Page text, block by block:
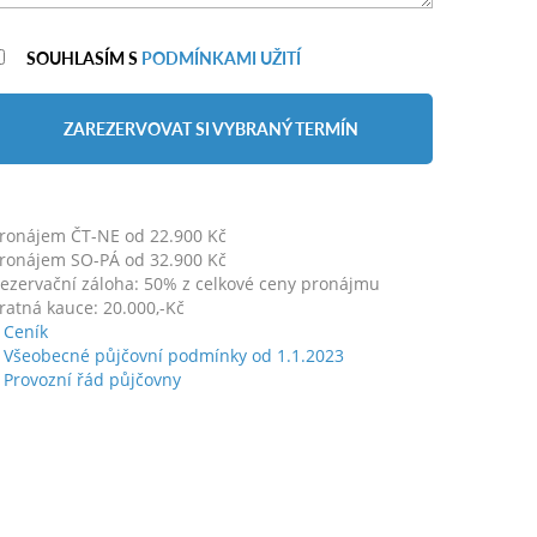
SOUHLASÍM S PODMÍNKAMI UŽITÍ
ZAREZERVOVAT SI VYBRANÝ TERMÍN
ČT-NE od 22.900 Kč
SO-PÁ od 32.900 Kč
záloha: 50% z celkové ceny pronájmu
kauce: 20.000,-Kč
Ceník
Všeobecné půjčovní podmínky od 1.1.2023
Provozní řád půjčovny